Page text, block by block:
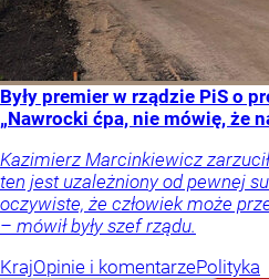
Były premier w rządzie PiS o
„Nawrocki ćpa, nie mówię, że
Kazimierz Marcinkiewicz
ten jest uzależniony od pewnej
oczywiste, że człowiek może
– mówił były szef rządu.
KrajOpinie i komentarzePolityka